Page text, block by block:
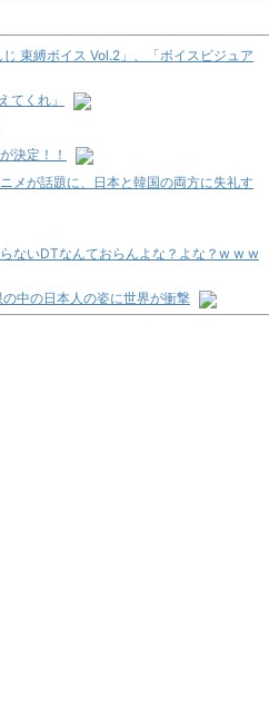
束縛ボイス Vol.2」、「ボイスビジュア
てくれ」
決定！！
メが話題に、日本と韓国の両方に失礼す
ないDTなんておらんよな？よな？w w w
中の日本人の姿に世界が衝撃